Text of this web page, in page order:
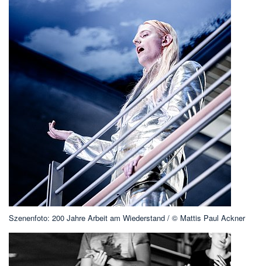
Szenenfoto: 200 Jahre Arbeit am Wiederstand / © Mattis Paul Ackner